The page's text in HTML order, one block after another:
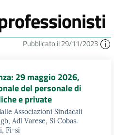
Pubblicato il 29/11/2023
29 maggio 2026,
del personale di
e private
Associazioni Sindacali
Adl Varese, Si Cobas.
Fi-si